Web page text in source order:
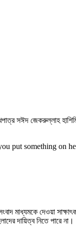
সঈদ জেকরুল্লাহ
put something on
মাধ্যমকে দেওয়া
দায়িত্ব নিতে পারে না।